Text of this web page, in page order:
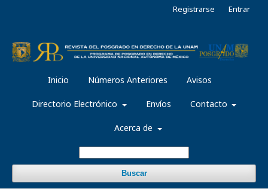
Inicio Números Anteriores Avisos
Directorio Electrónico Envíos Contacto
Acerca de
Buscar
Registrarse Entrar